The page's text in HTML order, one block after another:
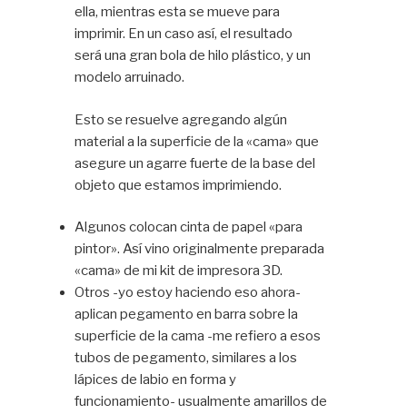
ella, mientras esta se mueve para
imprimir. En un caso así, el resultado
será una gran bola de hilo plástico, y un
modelo arruinado.
Esto se resuelve agregando algún
material a la superficie de la «cama» que
asegure un agarre fuerte de la base del
objeto que estamos imprimiendo.
Algunos colocan cinta de papel «para
pintor». Así vino originalmente preparada
«cama» de mi kit de impresora 3D.
Otros -yo estoy haciendo eso ahora-
aplican pegamento en barra sobre la
superficie de la cama -me refiero a esos
tubos de pegamento, similares a los
lápices de labio en forma y
funcionamiento- usualmente amarillos de